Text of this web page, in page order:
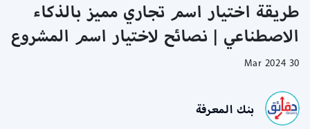
طريقة اختيار اسم تجاري مميز بالذكاء
الاصطناعي | نصائح لاختيار اسم المشروع
30 Mar 2024
بنك المعرفة